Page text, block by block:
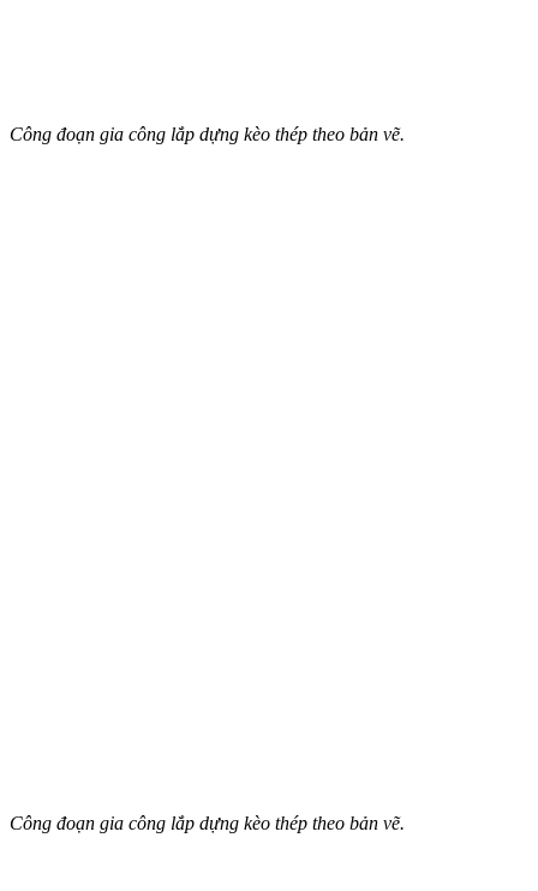
Công đoạn gia công lắp dựng kèo thép theo bản vẽ.
Công đoạn gia công lắp dựng kèo thép theo bản vẽ.